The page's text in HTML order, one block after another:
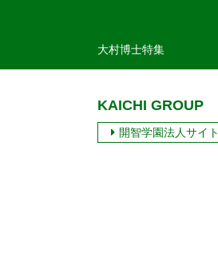
大村博士特集
KAICHI GROUP
開智学園法人サイト